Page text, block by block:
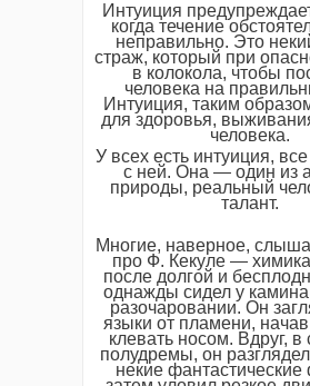
Интуиция
когда течение
неправильно. Это
страж, который при
в колокола, чтобы
человека на
Интуиция, таким
для здоровья,
человека.
У всех есть интуиция,
с ней. Она — один из
природы, реальный
талант.
Многие, наверное,
про Ф. Кекуле —
после долгой и
однажды сидел у
разочаровании. Он
языки от пламени,
клевать носом. Вдруг, в
полудремы, он
некие